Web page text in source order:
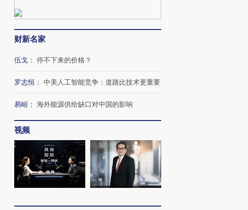
财新名家
伍戈 ： 停不下来的价格？
罗志恒 ： 中美人工智能竞争：道路比技术更重要
易峘 ： 海外能源供给缺口对中国的影响
视频